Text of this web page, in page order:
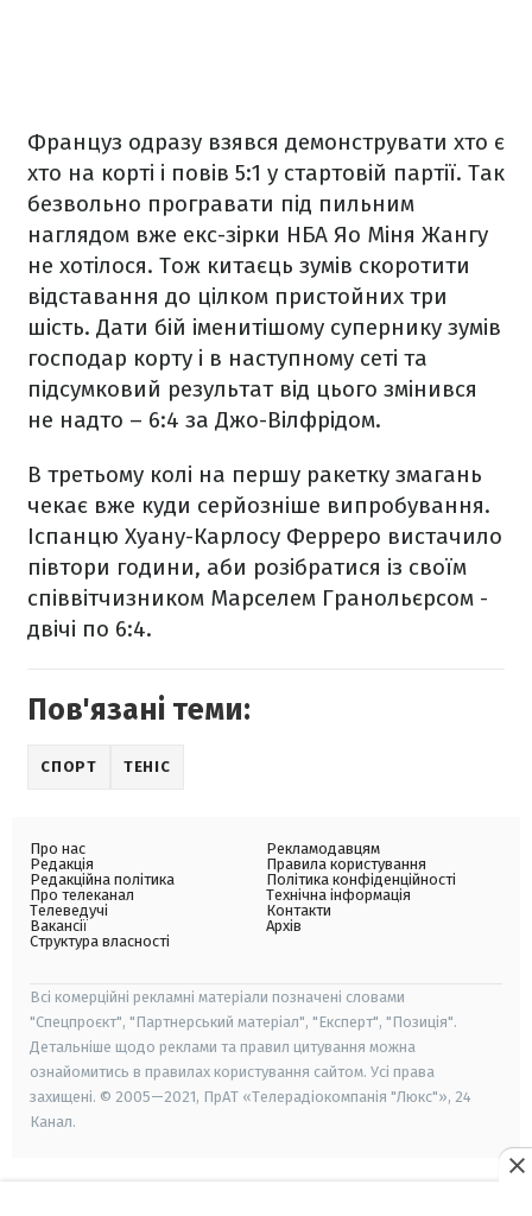
Француз одразу взявся демонструвати хто є
хто на корті і повів 5:1 у стартовій партії. Так
безвольно програвати під пильним
наглядом вже екс-зірки НБА Яо Міня Жангу
не хотілося. Тож китаєць зумів скоротити
відставання до цілком пристойних три
шість. Дати бій іменитішому супернику зумів
господар корту і в наступному сеті та
підсумковий результат від цього змінився
не надто – 6:4 за Джо-Вілфрідом.
В третьому колі на першу ракетку змагань
чекає вже куди серйозніше випробування.
Іспанцю Хуану-Карлосу Ферреро вистачило
півтори години, аби розібратися із своїм
співвітчизником Марселем Гранольєрсом -
двічі по 6:4.
Пов'язані теми:
СПОРТ ТЕНІС
Про нас
Редакція
Редакційна політика
Про телеканал
Телеведучі
Вакансії
Структура власності
Рекламодавцям
Правила користування
Політика конфіденційності
Технічна інформація
Контакти
Архів
Всі комерційні рекламні матеріали позначені словами
"Спецпроєкт", "Партнерський матеріал", "Експерт", "Позиція".
Детальніше щодо реклами та правил цитування можна
ознайомитись в правилах користування сайтом. Усі права
захищені. © 2005—2021, ПрАТ «Телерадіокомпанія "Люкс"», 24
Канал.